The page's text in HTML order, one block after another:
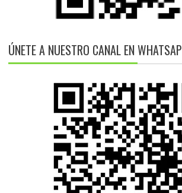
ÚNETE A NUESTRO CANAL EN